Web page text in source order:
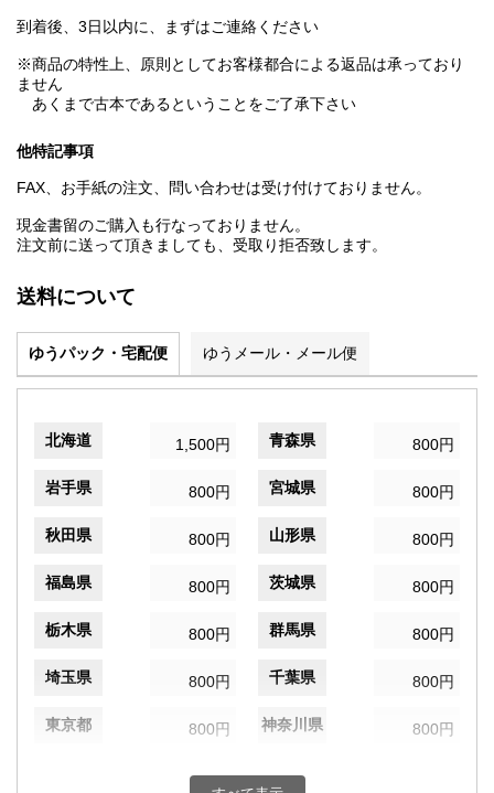
到着後、3日以内に、まずはご連絡ください
※商品の特性上、原則としてお客様都合による返品は承っており
ません
あくまで古本であるということをご了承下さい
他特記事項
FAX、お手紙の注文、問い合わせは受け付けておりません。
現金書留のご購入も行なっておりません。
注文前に送って頂きましても、受取り拒否致します。
送料について
ゆうパック・宅配便 ゆうメール・メール便
北海道 1,500円 青森県 800円
岩手県 800円 宮城県 800円
秋田県 800円 山形県 800円
福島県 800円 茨城県 800円
栃木県 800円 群馬県 800円
埼玉県 800円 千葉県 800円
東京都 800円 神奈川県 800円
800円 富山県